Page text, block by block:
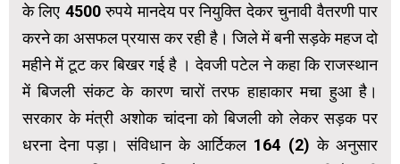
के लिए 4500 रुपये मानदेय पर नियुक्ति देकर चुनावी वैतरणी पार
करने का असफल प्रयास कर रही है। जिले में बनी सड़के महज दो
महीने में टूट कर बिखर गई है । देवजी पटेल ने कहा कि राजस्थान
में बिजली संकट के कारण चारों तरफ हाहाकार मचा हुआ है।
सरकार के मंत्री अशोक चांदना को बिजली को लेकर सड़क पर
धरना देना पड़ा। संविधान के आर्टिकल 164 (2) के अनुसार